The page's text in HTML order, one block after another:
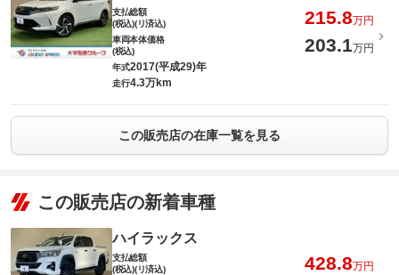
支払総額
(税込)(リ済込)
215.8万円
車両本体価格
(税込)
203.1万円
年式2017(平成29)年
走行4.3万km
この販売店の在庫一覧を見る
この販売店の新着車種
ハイラックス
支払総額
(税込)(リ済込)
428.8万円